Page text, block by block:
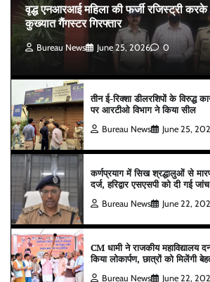
वृद्ध एनआरआई महिला की फर्जी रजिस्ट्री
कुख्यात गैंगस्टर गिरफ्तार
Bureau News June 25, 2026 0
तीन ई-रिक्शा डीलरशिपों के विरुद्ध
पर आरटीओ विभाग ने किया सील
Bureau News June 25,
कर्णप्रयाग में सिख श्रद्धालुओं से
दर्ज, हरिद्वार एसएसपी को दी गई
Bureau News June 22,
CM धामी ने राजकीय महाविद्यालय
किया लोकार्पण, छात्रों को मिलेंगी
Bureau News June 22,